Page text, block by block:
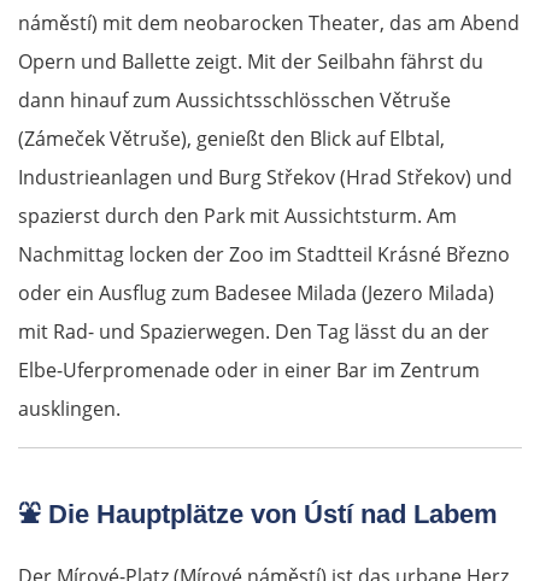
náměstí) mit dem neobarocken Theater, das am Abend
Opern und Ballette zeigt. Mit der Seilbahn fährst du
dann hinauf zum Aussichtsschlösschen Větruše
(Zámeček Větruše), genießt den Blick auf Elbtal,
Industrieanlagen und Burg Střekov (Hrad Střekov) und
spazierst durch den Park mit Aussichtsturm. Am
Nachmittag locken der Zoo im Stadtteil Krásné Březno
oder ein Ausflug zum Badesee Milada (Jezero Milada)
mit Rad- und Spazierwegen. Den Tag lässt du an der
Elbe-Uferpromenade oder in einer Bar im Zentrum
ausklingen.
⛲ Die Hauptplätze von Ústí nad Labem